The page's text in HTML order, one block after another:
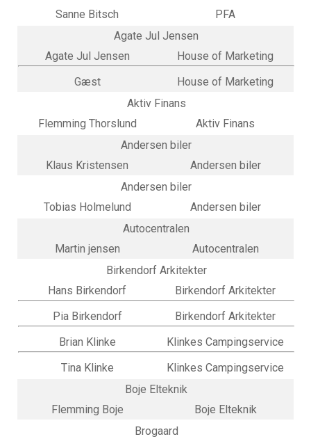
Sanne Bitsch
PFA
Agate Jul Jensen
Agate Jul Jensen
House of Marketing
Gæst
House of Marketing
Aktiv Finans
Flemming Thorslund
Aktiv Finans
Andersen biler
Klaus Kristensen
Andersen biler
Andersen biler
Tobias Holmelund
Andersen biler
Autocentralen
Martin jensen
Autocentralen
Birkendorf Arkitekter
Hans Birkendorf
Birkendorf Arkitekter
Pia Birkendorf
Birkendorf Arkitekter
Brian Klinke
Klinkes Campingservice
Tina Klinke
Klinkes Campingservice
Boje Elteknik
Flemming Boje
Boje Elteknik
Brogaard